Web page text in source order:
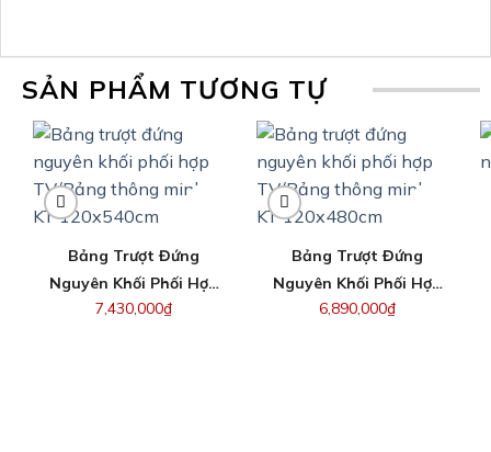
SẢN PHẨM TƯƠNG TỰ
Bảng Trượt Đứng
Nguyên Khối Phối Hợp
TV/Bảng Thông Minh –
7,430,000₫
Bảng Trượt Đứng
Nguyên Khối Phối Hợp
TV/Bảng Thông Minh –
6,890,000₫